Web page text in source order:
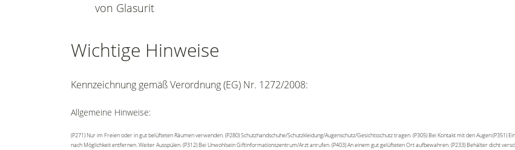
von Glasurit
Wichtige Hinweise
Kennzeichnung gemäß Verordnung (EG) Nr. 1272/2008:
Allgemeine Hinweise:
(P271) Nur im Freien oder in gut belüfteten Räumen verwenden. (P280) Schutzhandschuhe/Schutzkleidung/Augenschutz/Gesichtsschutz tragen. (P305) Bei Kontakt mit den Augen:(P351)
nach Möglichkeit entfernen. Weiter Ausspülen. (P312) Bei Unwohlsein Giftinformationszentrum/Arzt anrufen. (P403) An einem gut gelüfteten Ort aufbewahren. (P233) Behälter dicht